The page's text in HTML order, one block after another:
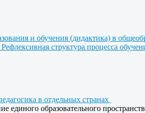
и обучения (дидактика) в
Рефлексивная структура процесса
в отдельных странах
единого образовательного